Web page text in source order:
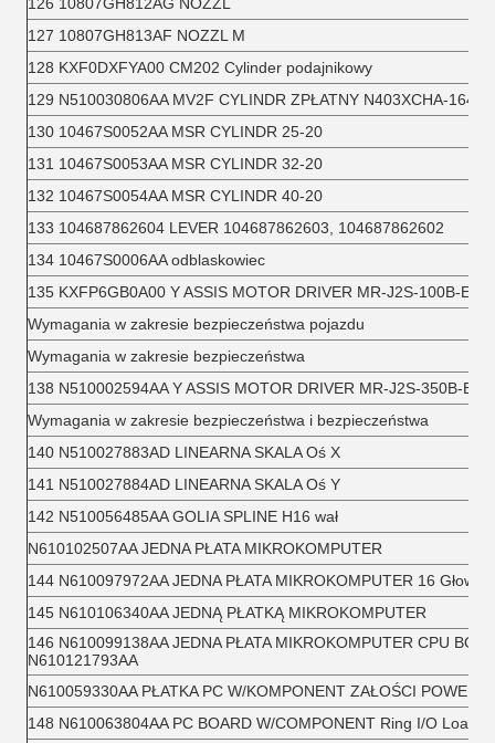
127 10807GH813AF NOZZL M
128 KXF0DXFYA00 CM202 Cylinder podajnikowy
129 N510030806AA MV2F CYLINDR ZPŁATNY N403XCHA-164
130 10467S0052AA MSR CYLINDR 25-20
131 10467S0053AA MSR CYLINDR 32-20
132 10467S0054AA MSR CYLINDR 40-20
133 104687862604 LEVER 104687862603, 104687862602
134 10467S0006AA odblaskowiec
135 KXFP6GB0A00 Y ASSIS MOTOR DRIVER MR-J2S-100B-
Wymagania w zakresie bezpieczeństwa pojazdu
Wymagania w zakresie bezpieczeństwa
138 N510002594AA Y ASSIS MOTOR DRIVER MR-J2S-350B-
Wymagania w zakresie bezpieczeństwa i bezpieczeństwa
140 N510027883AD LINEARNA SKALA Oś X
141 N510027884AD LINEARNA SKALA Oś Y
142 N510056485AA GOLIA SPLINE H16 wał
N610102507AA JEDNA PŁATA MIKROKOMPUTER
144 N610097972AA JEDNA PŁATA MIKROKOMPUTER 16 Głowa
145 N610106340AA JEDNĄ PŁATKĄ MIKROKOMPUTER
146 N610099138AA JEDNA PŁATA MIKROKOMPUTER CPU
N610121793AA
N610059330AA PŁATKA PC W/KOMPONENT ZAŁOŚCI
148 N610063804AA PC BOARD W/COMPONENT Ring I/O Load